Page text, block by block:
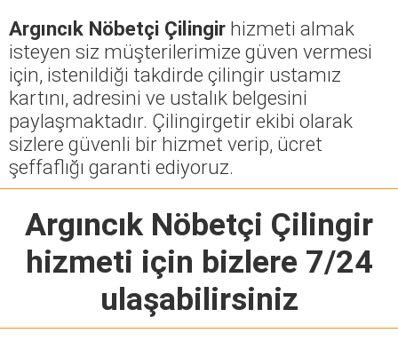
Argıncık Nöbetçi Çilingir hizmeti almak
isteyen siz müşterilerimize güven vermesi
için, istenildiği takdirde çilingir ustamız
kartını, adresini ve ustalık belgesini
paylaşmaktadır. Çilingirgetir ekibi olarak
sizlere güvenli bir hizmet verip, ücret
şeffaflığı garanti ediyoruz.
Argıncık Nöbetçi Çilingir
hizmeti için bizlere 7/24
ulaşabilirsiniz